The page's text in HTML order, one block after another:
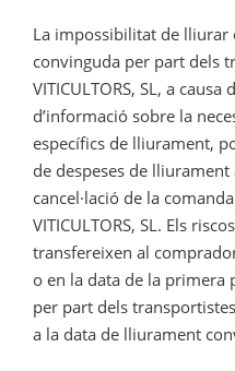
La impossibilitat de lliurar
convinguda per part dels
VITICULTORS, SL, a
d’informació sobre la
específics de lliurament,
de despeses de
cancel·lació de la
VITICULTORS, SL. Els
transfereixen al
o en la data de la primera
per part dels transportistes
a la data de lliurament